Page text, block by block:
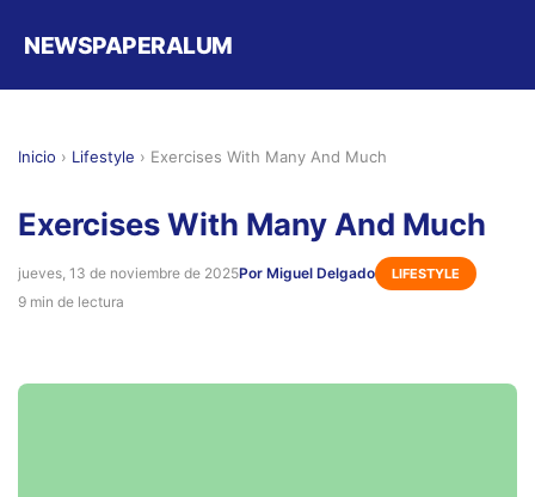
NEWSPAPERALUM
Inicio › Lifestyle › Exercises With Many And Much
Exercises With Many And Much
jueves, 13 de noviembre de 2025Por Miguel Delgado LIFESTYLE
9 min de lectura